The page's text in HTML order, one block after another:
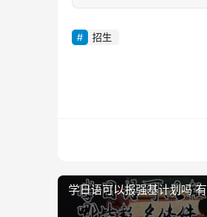
招生
学日语可以报强基计划吗